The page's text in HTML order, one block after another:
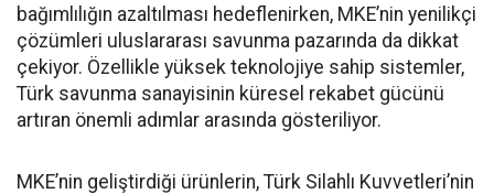
bağımlılığın azaltılması hedeflenirken, MKE’nin yenilikçi
çözümleri uluslararası savunma pazarında da dikkat
çekiyor. Özellikle yüksek teknolojiye sahip sistemler,
Türk savunma sanayisinin küresel rekabet gücünü
artıran önemli adımlar arasında gösteriliyor.
MKE’nin geliştirdiği ürünlerin, Türk Silahlı Kuvvetleri’nin